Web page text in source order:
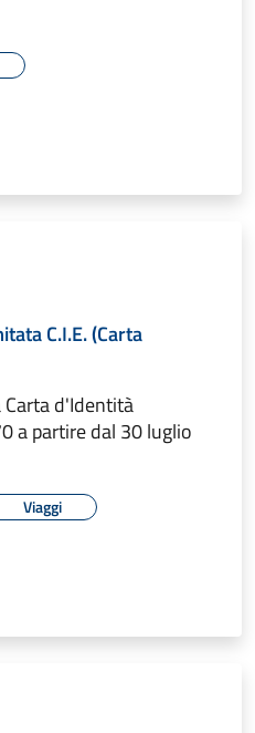
C.I.E. (Carta
d'Identità
a partire dal 30 luglio
Viaggi